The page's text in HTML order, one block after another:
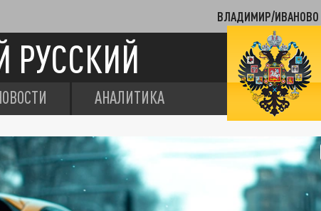
ВЛАДИМИР/ИВАНОВО
РУССКИЙ
АНАЛИТИКА